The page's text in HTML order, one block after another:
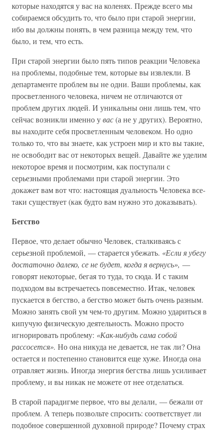
которые находятся у вас на коленях. Прежде всего мы
собираемся обсудить то, что было при старой энергии,
ибо вы должны понять, в чем разница между тем, что
было, и тем, что есть.
При старой энергии было пять типов реакции Человека
на проблемы, подобные тем, которые вы извлекли. В
департаменте проблем вы не одни. Ваши проблемы, как
просветленного человека, ничем не отличаются от
проблем других людей. И уникальны они лишь тем, что
сейчас возникли именно увас(а не у других). Вероятно,
вы находите себя просветленным человеком. Но одно
только то, что вы знаете, как устроен мир и кто вы такие,
не освободит вас от некоторых вещей. Давайте же уделим
некоторое время и посмотрим, как поступали с
серьезными проблемами при старой энергии. Это
докажет вам вот что: настоящая дуальность Человека все-
таки существует (как будто вам нужно это доказывать).
Бегство
Первое, что делает обычно Человек, сталкиваясь с
серьезной проблемой, — старается убежать. «Если я убегу
достаточно далеко, се не будет, когда я вернусь», —
говорят некоторые, бегая то туда, то сюда. И с таким
подходом вы встречаетесь повсеместно. Итак, человек
пускается в бегство, а бегство может быть очень разным.
Можно занять свой ум чем-то другим. Можно удариться в
кипучую физическую деятельность. Можно просто
игнорировать проблему: «Как-нибудь сама собой
рассосется». Но она никуда не девается, не так ли? Она
остается и постепенно становится еще хуже. Иногда она
отравляет жизнь. Иногда энергия бегства лишь усиливает
проблему, и вы никак не можете от нее отделаться.
В старой парадигме первое, что вы делали, — бежали от
проблем. А теперь позвольте спросить: соответствует ли
подобное совершенной духовной природе? Почему страх